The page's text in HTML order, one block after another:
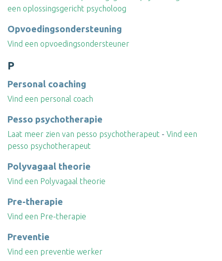
een oplossingsgericht psycholoog
Opvoedingsondersteuning
Vind een opvoedingsondersteuner
P
Personal coaching
Vind een personal coach
Pesso psychotherapie
Laat meer zien van pesso psychotherapeut - Vind een
pesso psychotherapeut
Polyvagaal theorie
Vind een Polyvagaal theorie
Pre-therapie
Vind een Pre-therapie
Preventie
Vind een preventie werker